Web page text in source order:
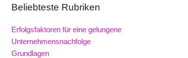
Beliebteste Rubriken
Erfolgsfaktoren für eine gelungene
Unternehmensnachfolge
Grundlagen